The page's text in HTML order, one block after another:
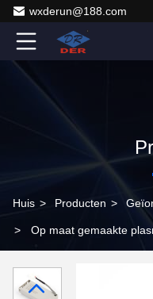
wxderun@188.com
Huis > Producten >
> Op maat gemaakte